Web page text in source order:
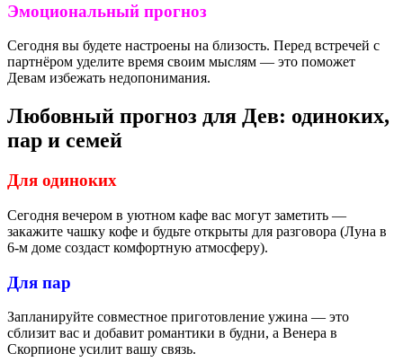
Эмоциональный прогноз
Сегодня вы будете настроены на близость. Перед встречей с
партнёром уделите время своим мыслям — это поможет
Девам избежать недопонимания.
Любовный прогноз для Дев: одиноких,
пар и семей
Для одиноких
Сегодня вечером в уютном кафе вас могут заметить —
закажите чашку кофе и будьте открыты для разговора (Луна в
6-м доме создаст комфортную атмосферу).
Для пар
Запланируйте совместное приготовление ужина — это
сблизит вас и добавит романтики в будни, а Венера в
Скорпионе усилит вашу связь.